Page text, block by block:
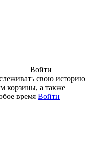
Войти
свою историю
корзины, а также
время Войти